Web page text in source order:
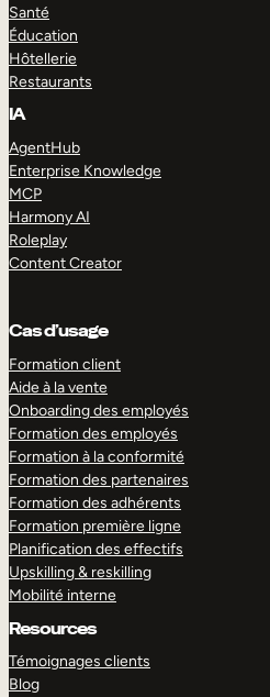
Santé
Éducation
Hôtellerie
Restaurants
IA
AgentHub
Enterprise Knowledge
MCP
Harmony AI
Roleplay
Content Creator
Cas d’usage
Formation client
Aide à la vente
Onboarding des employés
Formation des employés
Formation à la conformité
Formation des partenaires
Formation des adhérents
Formation première ligne
Planification des effectifs
Upskilling & reskilling
Mobilité interne
Resources
Témoignages clients
Blog